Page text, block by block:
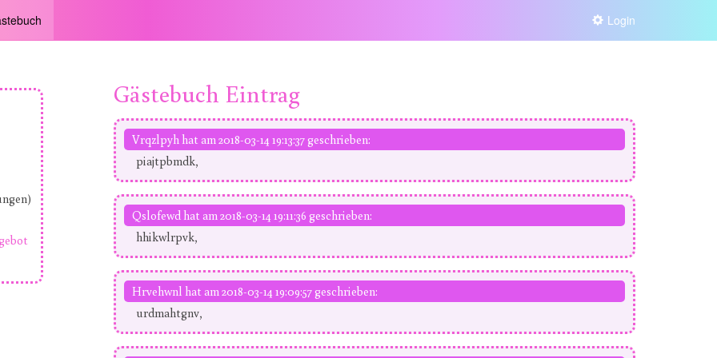
Login
Gästebuch Eintrag
Vrqzlpyh hat am 2018-03-14 19:13:37 geschrieben:
piajtpbmdk,
Qslofewd hat am 2018-03-14 19:11:36 geschrieben:
hhikwlrpvk,
Hrvehwnl hat am 2018-03-14 19:09:57 geschrieben:
urdmahtgnv,